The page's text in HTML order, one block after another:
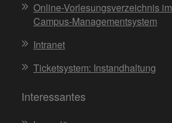
Online-Vorlesungsverzeichnis im
Campus-Managementsystem
Intranet
Ticketsystem: Instandhaltung
Interessantes